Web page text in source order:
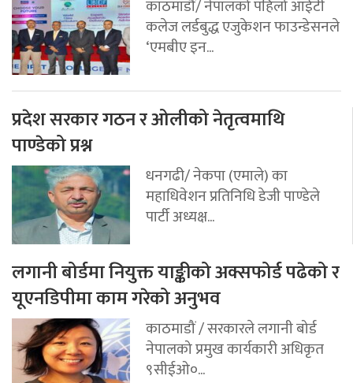
काठमाडौं/ नेपालको पहिलो आईटी
कलेज लर्डबुद्ध एजुकेशन फाउन्डेसनले
‘एमबीए इन...
प्रदेश सरकार गठन र ओलीको नेतृत्वमाथि
पाण्डेको प्रश्न
धनगढी/ नेकपा (एमाले) का
महाधिवेशन प्रतिनिधि डेजी पाण्डेले
पार्टी अध्यक्ष...
लगानी बोर्डमा नियुक्त याङ्कीको अक्सफोर्ड पढेको र
यूएनडिपीमा काम गरेको अनुभव
काठमाडौं / सरकारले लगानी बोर्ड
नेपालको प्रमुख कार्यकारी अधिकृत
९सीईओ०...